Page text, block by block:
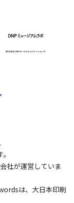
社が運営していま
は、大日本印刷